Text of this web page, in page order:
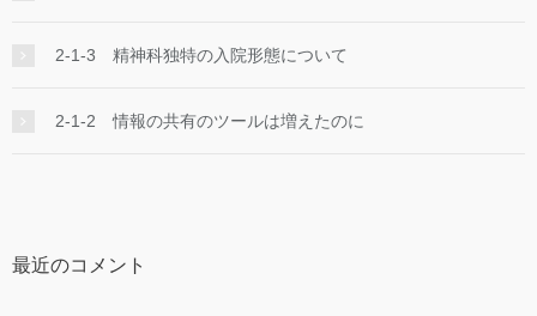
2-1-3 精神科独特の入院形態について
2-1-2 情報の共有のツールは増えたのに
最近のコメント